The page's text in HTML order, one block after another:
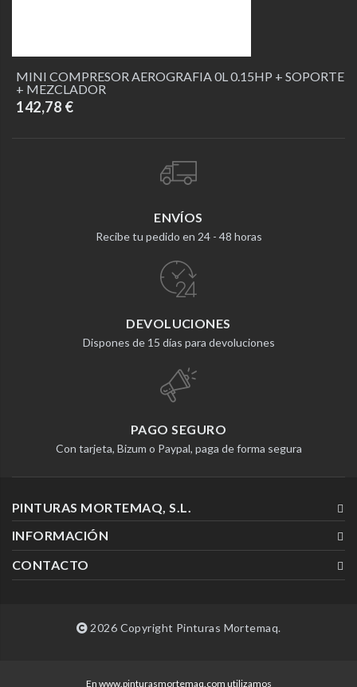
MINI COMPRESOR AEROGRAFIA 0L 0.15HP + SOPORTE
+ MEZCLADOR
142,78 €
ENVÍOS
Recibe tu pedido en 24 - 48 horas
DEVOLUCIONES
Dispones de 15 días para devoluciones
PAGO SEGURO
Con tarjeta, Bizum o Paypal, paga de forma segura
PINTURAS MORTEMAQ, S.L.
INFORMACIÓN
CONTACTO
2026 Copyright Pinturas Mortemaq.
En www.pinturasmortemaq.com utilizamos